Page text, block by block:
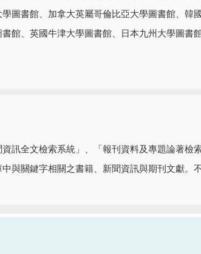
圖書館、加拿大英屬哥倫比亞大學圖書館、韓
館、英國牛津大學圖書館、日本九州大學圖書
訊全文檢索系統」、「報刊資料及專題論著檢
與關鍵字相關之書籍、新聞資訊與期刊文獻。